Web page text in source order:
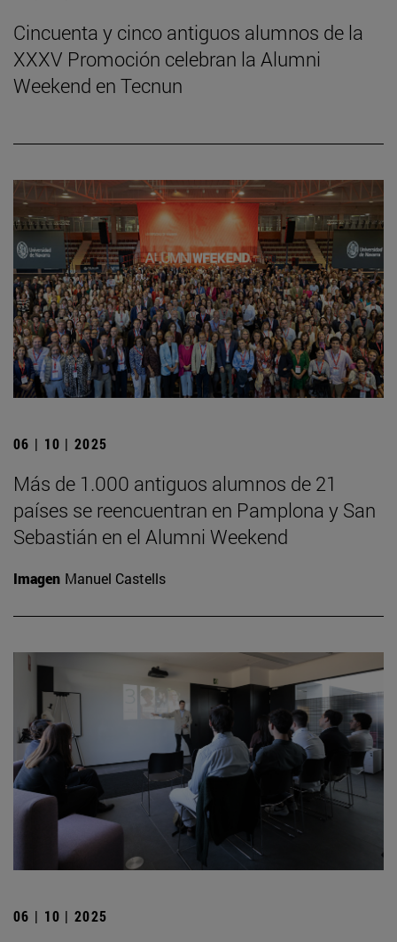
Cincuenta y cinco antiguos alumnos de la
XXXV Promoción celebran la Alumni
Weekend en Tecnun
06 | 10 | 2025
Más de 1.000 antiguos alumnos de 21
países se reencuentran en Pamplona y San
Sebastián en el Alumni Weekend
Imagen Manuel Castells
06 | 10 | 2025